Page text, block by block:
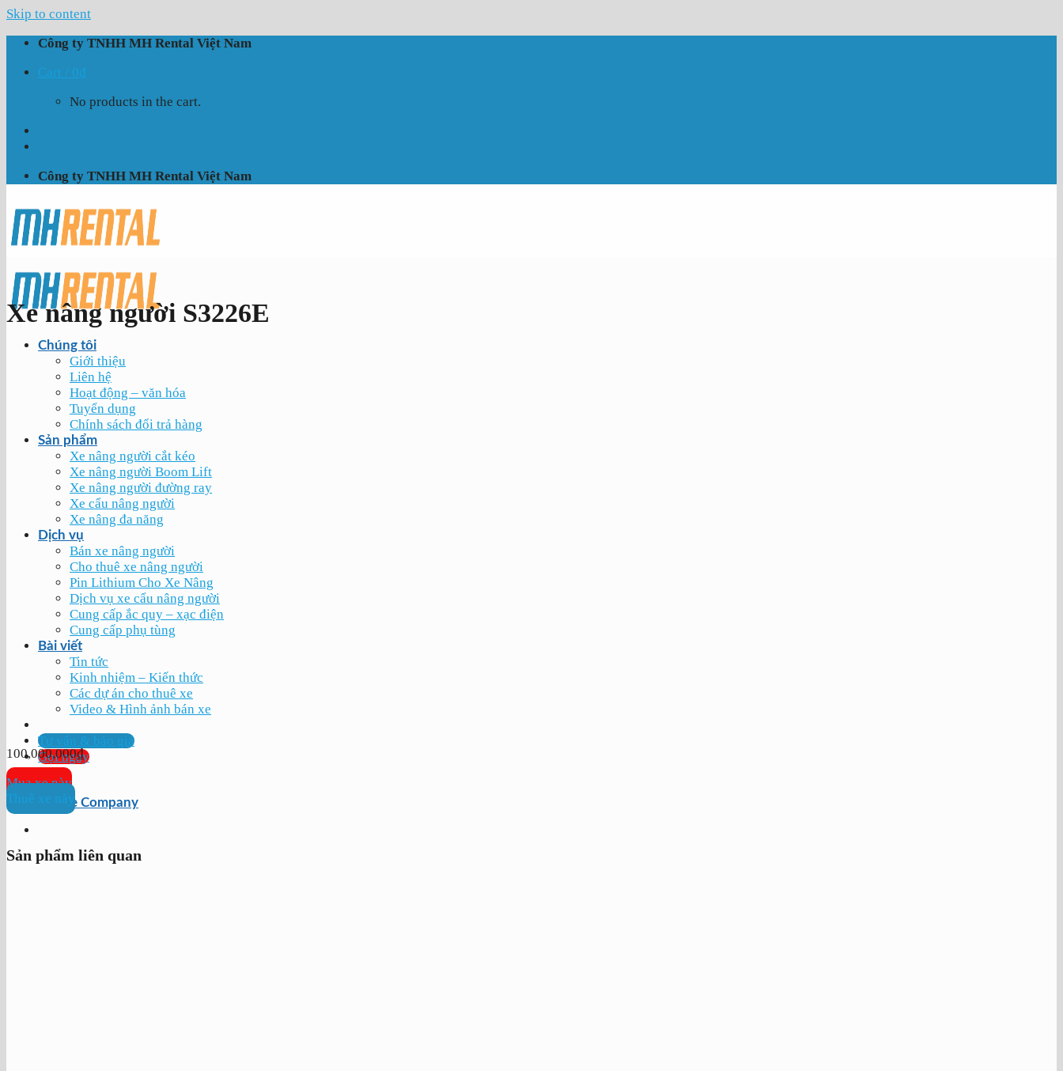
Skip to content
Công ty TNHH MH Rental Việt Nam
Cart / 0₫
No products in the cart.
Công ty TNHH MH Rental Việt Nam
Chúng tôi
Giới thiệu
Liên hệ
Hoạt động – văn hóa
Tuyển dụng
Chính sách đổi trả hàng
Sản phẩm
Xe nâng người cắt kéo
Xe nâng người Boom Lift
Xe nâng người đường ray
Xe cẩu nâng người
Xe nâng đa năng
Dịch vụ
Bán xe nâng người
Cho thuê xe nâng người
Pin Lithium Cho Xe Nâng
Dịch vụ xe cẩu nâng người
Cung cấp ắc quy – xạc điện
Cung cấp phụ tùng
Bài viết
Tin tức
Kinh nhiệm – Kiến thức
Các dự án cho thuê xe
Video & Hình ảnh bán xe
Tư vấn & báo giá
Gọi ngay
Profile Company
Xe nâng người S3226E
100,000,000₫
Mua xe này
Thuê xe này
Sản phẩm liên quan